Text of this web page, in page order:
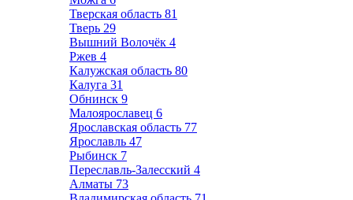
Тверская область 81
Тверь 29
Вышний Волочёк 4
Ржев 4
Калужская область 80
Калуга 31
Обнинск 9
Малоярославец 6
Ярославская область 77
Ярославль 47
Рыбинск 7
Переславль-Залесский 4
Алматы 73